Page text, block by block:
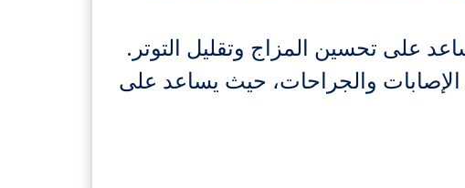
على تحسين المزاج وتقليل التوتر.
الإصابات والجراحات، حيث يساعد على